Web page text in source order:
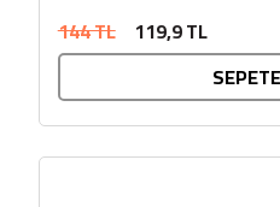
144 TL 119,9 TL